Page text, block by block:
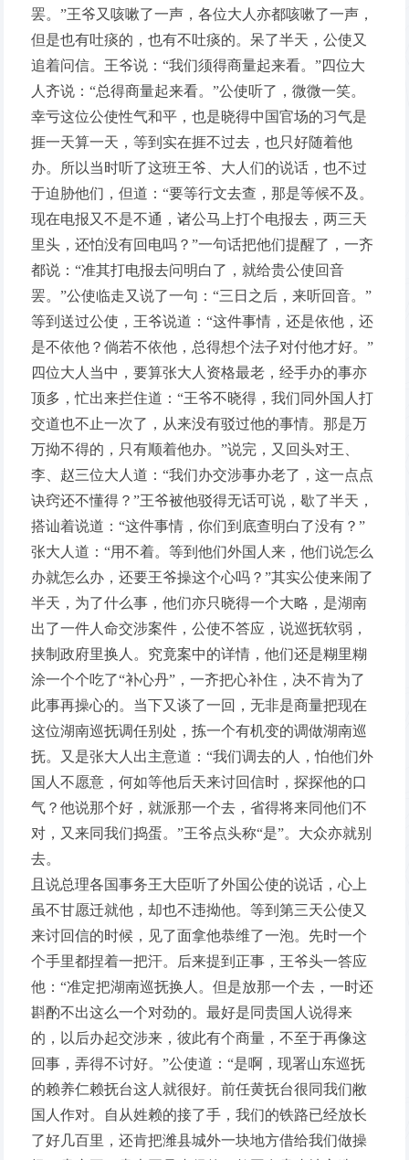
罢。”王爷又咳嗽了一声，各位大人亦都咳嗽了一声，
但是也有吐痰的，也有不吐痰的。呆了半天，公使又
追着问信。王爷说：“我们须得商量起来看。”四位大
人齐说：“总得商量起来看。”公使听了，微微一笑。
幸亏这位公使性气和平，也是晓得中国官场的习气是
捱一天算一天，等到实在捱不过去，也只好随着他
办。所以当时听了这班王爷、大人们的说话，也不过
于迫胁他们，但道：“要等行文去查，那是等候不及。
现在电报又不是不通，诸公马上打个电报去，两三天
里头，还怕没有回电吗？”一句话把他们提醒了，一齐
都说：“准其打电报去问明白了，就给贵公使回音
罢。”公使临走又说了一句：“三日之后，来听回音。”
等到送过公使，王爷说道：“这件事情，还是依他，还
是不依他？倘若不依他，总得想个法子对付他才好。”
四位大人当中，要算张大人资格最老，经手办的事亦
顶多，忙出来拦住道：“王爷不晓得，我们同外国人打
交道也不止一次了，从来没有驳过他的事情。那是万
万拗不得的，只有顺着他办。”说完，又回头对王、
李、赵三位大人道：“我们办交涉事办老了，这一点点
诀窍还不懂得？”王爷被他驳得无话可说，歇了半天，
搭讪着说道：“这件事情，你们到底查明白了没有？”
张大人道：“用不着。等到他们外国人来，他们说怎么
办就怎么办，还要王爷操这个心吗？”其实公使来闹了
半天，为了什么事，他们亦只晓得一个大略，是湖南
出了一件人命交涉案件，公使不答应，说巡抚软弱，
挟制政府里换人。究竟案中的详情，他们还是糊里糊
涂一个个吃了“补心丹”，一齐把心补住，决不肯为了
此事再操心的。当下又谈了一回，无非是商量把现在
这位湖南巡抚调任别处，拣一个有机变的调做湖南巡
抚。又是张大人出主意道：“我们调去的人，怕他们外
国人不愿意，何如等他后天来讨回信时，探探他的口
气？他说那个好，就派那一个去，省得将来同他们不
对，又来同我们捣蛋。”王爷点头称“是”。大众亦就别
去。
且说总理各国事务王大臣听了外国公使的说话，心上
虽不甘愿迁就他，却也不违拗他。等到第三天公使又
来讨回信的时候，见了面拿他恭维了一泡。先时一个
个手里都捏着一把汗。后来提到正事，王爷头一答应
他：“准定把湖南巡抚换人。但是放那一个去，一时还
斟酌不出这么一个对劲的。最好是同贵国人说得来
的，以后办起交涉来，彼此有个商量，不至于再像这
回事，弄得不讨好。”公使道：“是啊，现署山东巡抚
的赖养仁赖抚台这人就很好。前任黄抚台很同我们敝
国人作对。自从姓赖的接了手，我们的铁路已经放长
了好几百里，还肯把潍县城外一块地方借给我们做操